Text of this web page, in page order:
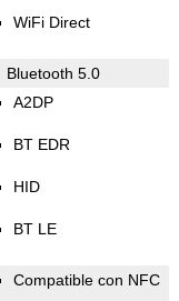
WiFi Direct
Bluetooth 5.0
A2DP
BT EDR
HID
BT LE
Compatible con NFC